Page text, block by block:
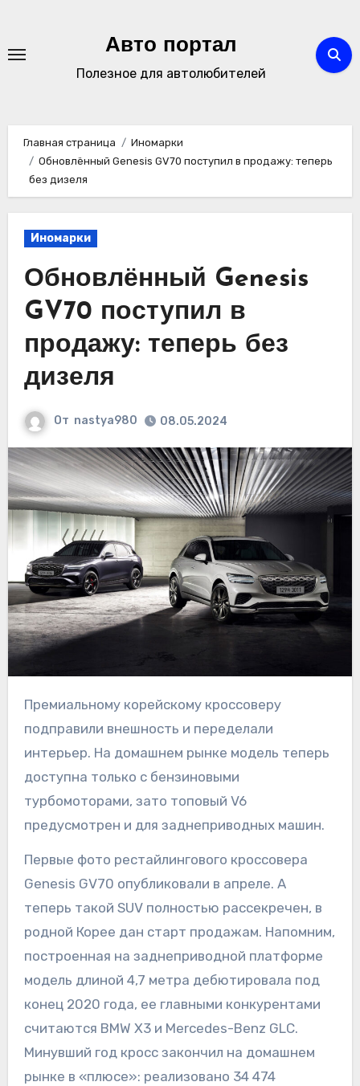
содержимому
Авто портал
Полезное для автолюбителей
Главная страница
Иномарки
Обновлённый Genesis GV70 поступил в продажу: теперь
без дизеля
Иномарки
Обновлённый Genesis
GV70 поступил в
продажу: теперь без
дизеля
От nastya980 08.05.2024
Премиальному корейскому кроссоверу
подправили внешность и переделали
интерьер. На домашнем рынке модель теперь
доступна только с бензиновыми
турбомоторами, зато топовый V6
предусмотрен и для заднеприводных машин.
Первые фото рестайлингового кроссовера
Genesis GV70 опубликовали в апреле. А
теперь такой SUV полностью рассекречен, в
родной Корее дан старт продажам. Напомним,
построенная на заднеприводной платформе
модель длиной 4,7 метра дебютировала под
конец 2020 года, ее главными конкурентами
считаются BMW X3 и Mercedes-Benz GLC.
Минувший год кросс закончил на домашнем
рынке в «плюсе»: реализовано 34 474